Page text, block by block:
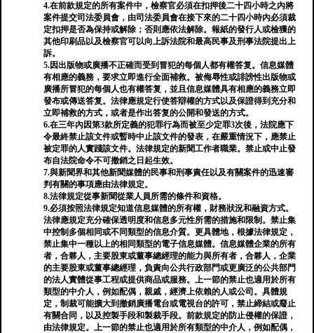
4.在前款規定的所有案件中，檢察官必須在扣押後二十四小時之內將
案件提交司法委員會，由司法委員會在接下來的二十四小時內必須裁
定扣押是否為保持或解除；否則應依法解除。報紙的發行人或檢獲的
其他印刷品以及檢察官可以向上訴法院和最高民事及刑事法院提出上
訴。
5.因出版物或廣播不正確而受到冒犯的每個人都有權答复。信息媒體
有相應的義務，要求立即進行全面補救。被侮辱性或誹謗性出版物或
廣播所冒犯的每個人也有權答复，並且信息媒體具有相應的義務立即
發布或傳送答复。法律應規定行使答辯權的方式以及保證得到充分和
立即補救的方式，或者是作出答复的公開和發送的方式。
6.在三年內因第3款所定義的犯罪行為而被至少定罪3次後，法院應下
令最終禁止該文件或暫時中止該文件的發表，在嚴重情況下，應禁止
被定罪的人實踐該文件。法律規定的新聞工作者職業。禁止或中止發
布自法院命令不可撤銷之日起生效。
7.與新聞界和其他新聞媒體的民事和刑事責任以及有關案件的迅速審
判有關的事項應由法律規定。
8.法律規定從事新聞從業人員所需的條件和資格。
9.必須按照法律規定知道信息媒體的所有權，財務狀況和融資方式。
法律應規定充分確保透明度和信息多元性所需的措施和限制。禁止集
中控制多個相同或不同類型的信息介質。更具體地，根據法律規定，
禁止集中一種以上的相同類型的電子信息媒體。信息媒體企業的所有
者，合夥人，主要股東或董事總經理的能力與所有者，合夥人，企業
的主要股東或董事總經理，負責向公共行政部門或更廣泛的公共部門
的法人實體從事工程或提供商品或服務。上一節的禁止也適用於所有
類型的中介人，例如配偶，親戚，經濟上依賴的人或公司。具體規
定，制裁可能擴大到撤銷廣播電台或電視台的許可，禁止締結或廢止
有關合同，以及控製手段和製裁手段。前款規定的防止侵權的保證，
由法律規定。上一節的禁止也適用於所有類型的中介人，例如配偶，